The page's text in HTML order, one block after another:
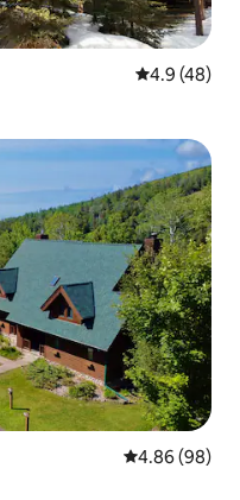
평점 4.9점(5
4.9 (48)
평점 4.86점(5
4.86 (98)